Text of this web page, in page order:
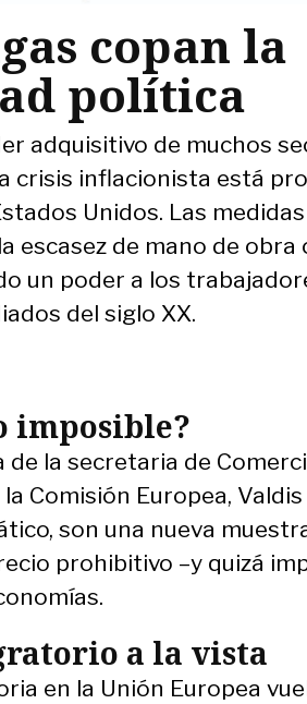
copan la
política
adquisitivo de muchos
crisis inflacionista está
Unidos. Las
escasez de mano de
un poder a los
del siglo XX.
imposible?
de la secretaria de
Comisión Europea,
son una nueva
prohibitivo –y quizá
a la vista
en la Unión Europea